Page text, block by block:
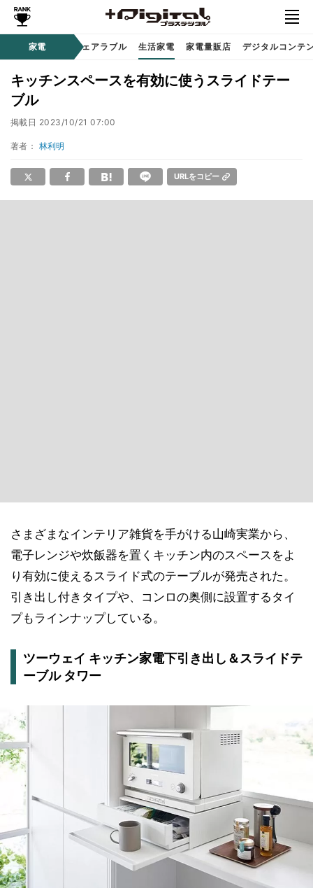
家電
ディオ 時計 / ウェアラブル 生活家電 家電量販店 デジタルコンテ
キッチンスペースを有効に使うスライドテー
ブル
掲載日 2023/10/21 07:00
著者： 林利明
URLをコピー
さまざまなインテリア雑貨を手がける山崎実業から、
電子レンジや炊飯器を置くキッチン内のスペースをよ
り有効に使えるスライド式のテーブルが発売された。
引き出し付きタイプや、コンロの奥側に設置するタイ
プもラインナップしている。
ツーウェイ キッチン家電下引き出し＆スライドテ
ーブル タワー